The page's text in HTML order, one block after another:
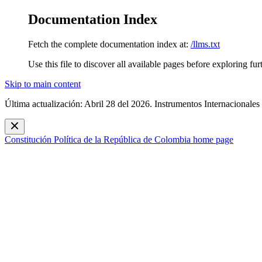
Documentation Index
Fetch the complete documentation index at: /llms.txt
Use this file to discover all available pages before exploring
Skip to main content
Última actualización: Abril 28 del 2026. Instrumentos Internacionales
Constitución Política de la República de Colombia home page